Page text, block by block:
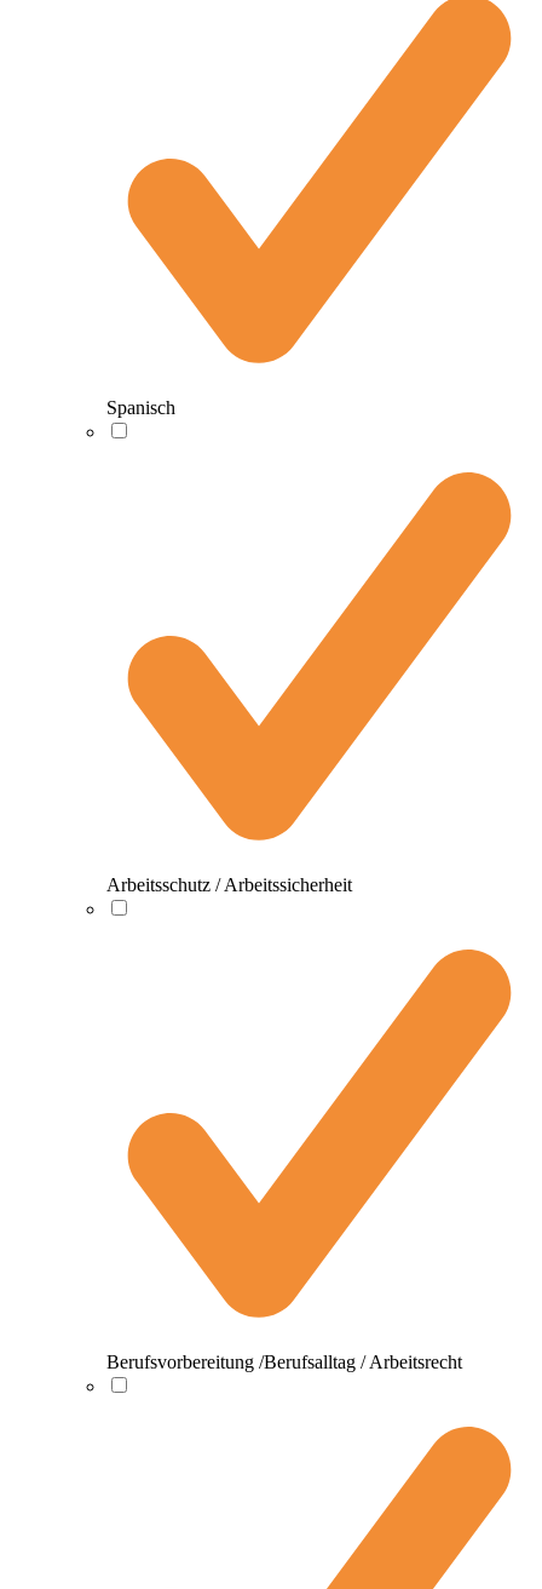
Spanisch
Arbeitsschutz / Arbeitssicherheit
Berufsvorbereitung /Berufsalltag / Arbeitsrecht